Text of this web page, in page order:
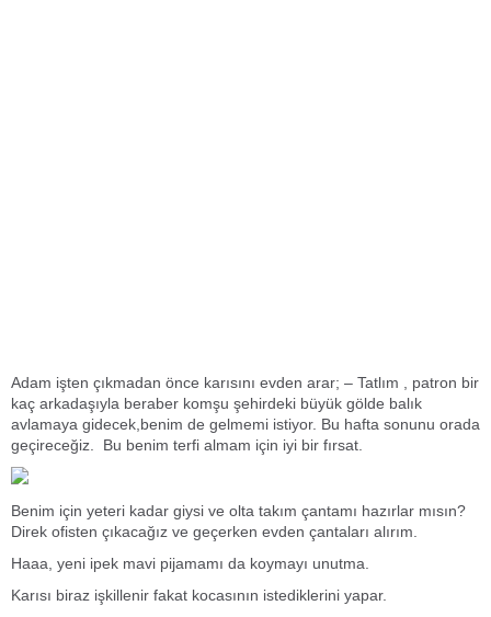
Adam işten çıkmadan önce karısını evden arar; – Tatlım , patron bir
kaç arkadaşıyla beraber komşu şehirdeki büyük gölde balık
avlamaya gidecek,benim de gelmemi istiyor. Bu hafta sonunu orada
geçireceğiz. Bu benim terfi almam için iyi bir fırsat.
Benim için yeteri kadar giysi ve olta takım çantamı hazırlar mısın?
Direk ofisten çıkacağız ve geçerken evden çantaları alırım.
Haaa, yeni ipek mavi pijamamı da koymayı unutma.
Karısı biraz işkillenir fakat kocasının istediklerini yapar.